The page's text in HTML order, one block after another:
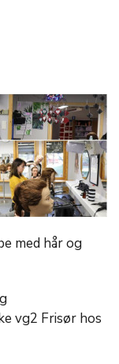
med hår og
vg2 Frisør hos